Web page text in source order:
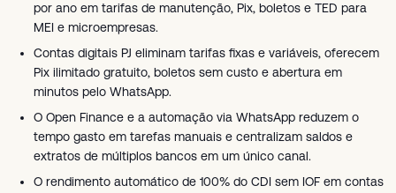
por ano em tarifas de manutenção, Pix, boletos e TED para
MEI e microempresas.
Contas digitais PJ eliminam tarifas fixas e variáveis, oferecem
Pix ilimitado gratuito, boletos sem custo e abertura em
minutos pelo WhatsApp.
O Open Finance e a automação via WhatsApp reduzem o
tempo gasto em tarefas manuais e centralizam saldos e
extratos de múltiplos bancos em um único canal.
O rendimento automático de 100% do CDI sem IOF em contas